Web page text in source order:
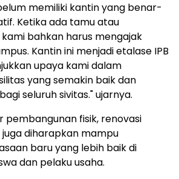
memiliki kantin yang benar-
Ketika ada tamu atau
kami bahkan harus mengajak
Kantin ini menjadi etalase IPB
upaya kami dalam
yang semakin baik dan
seluruh sivitas." ujarnya.
pembangunan fisik, renovasi
diharapkan mampu
baru yang lebih baik di
dan pelaku usaha.